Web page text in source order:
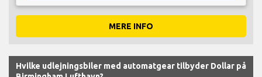
MERE INFO
Hvilke udlejningsbiler med automatgear tilbyder Dollar på